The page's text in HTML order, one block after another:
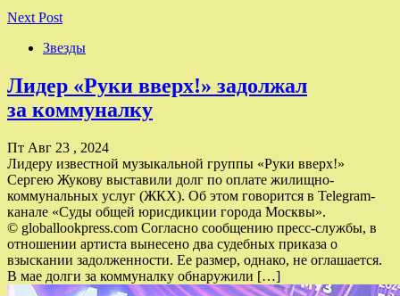
Next Post
Звезды
Лидер «Руки вверх!» задолжал
за коммуналку
Пт Авг 23 , 2024
Лидеру известной музыкальной группы «Руки вверх!»
Сергею Жукову выставили долг по оплате жилищно-
коммунальных услуг (ЖКХ). Об этом говорится в Telegram-
канале «Суды общей юрисдикции города Москвы».
© globallookpress.com Согласно сообщению пресс-службы, в
отношении артиста вынесено два судебных приказа о
взыскании задолженности. Ее размер, однако, не оглашается.
В мае долги за коммуналку обнаружили […]